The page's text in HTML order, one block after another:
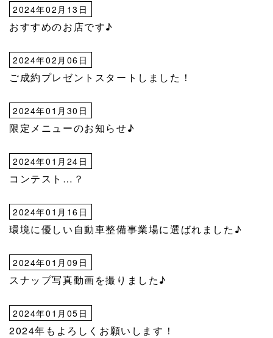
2024年02月13日
おすすめのお店です♪
2024年02月06日
ご成約プレゼントスタートしました！
2024年01月30日
限定メニューのお知らせ♪
2024年01月24日
コンテスト…？
2024年01月16日
環境に優しい自動車整備事業場に選ばれました♪
2024年01月09日
スナップ写真動画を撮りました♪
2024年01月05日
2024年もよろしくお願いします！